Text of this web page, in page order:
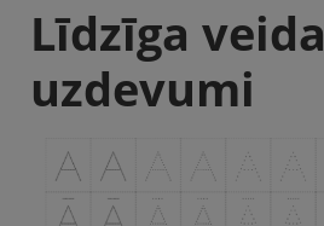
Līdzīga veida
uzdevumi